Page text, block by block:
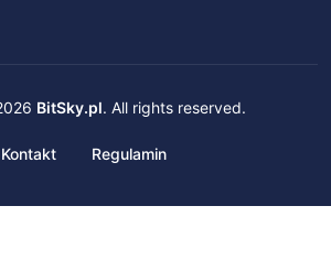
BitSky.pl. All rights reserved.
Kontakt Regulamin